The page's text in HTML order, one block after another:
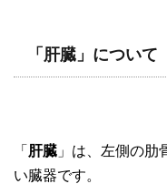
「肝臓」について
「 肝臓 」は、左側の肋
い臓器です。